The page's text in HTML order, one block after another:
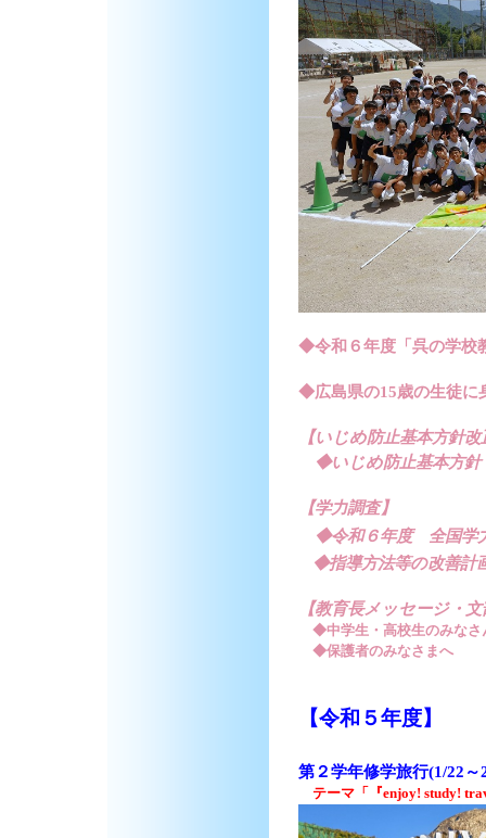
◆令和６年度「呉の学校
◆広島県の15歳の生徒に
【いじめ防止基本方針改
◆いじめ防止基本方
【学力調査】
◆令和６年度 全国学
◆指導方法等の改善計
【教育長メッセージ・
◆中学生・高校生のみなさ
◆保護者のみなさまへ
【令和５年度】
第２学年修学旅行(1/22
テーマ「 『enjoy! study!